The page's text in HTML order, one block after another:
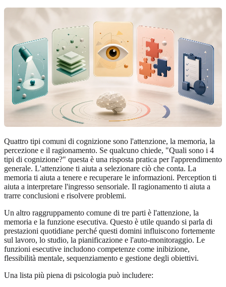
Quattro tipi comuni di cognizione sono l'attenzione, la memoria, la
percezione e il ragionamento. Se qualcuno chiede, "Quali sono i 4
tipi di cognizione?" questa è una risposta pratica per l'apprendimento
generale. L'attenzione ti aiuta a selezionare ciò che conta. La
memoria ti aiuta a tenere e recuperare le informazioni. Perception ti
aiuta a interpretare l'ingresso sensoriale. Il ragionamento ti aiuta a
trarre conclusioni e risolvere problemi.
Un altro raggruppamento comune di tre parti è l'attenzione, la
memoria e la funzione esecutiva. Questo è utile quando si parla di
prestazioni quotidiane perché questi domini influiscono fortemente
sul lavoro, lo studio, la pianificazione e l'auto-monitoraggio. Le
funzioni esecutive includono competenze come inibizione,
flessibilità mentale, sequenziamento e gestione degli obiettivi.
Una lista più piena di psicologia può includere: